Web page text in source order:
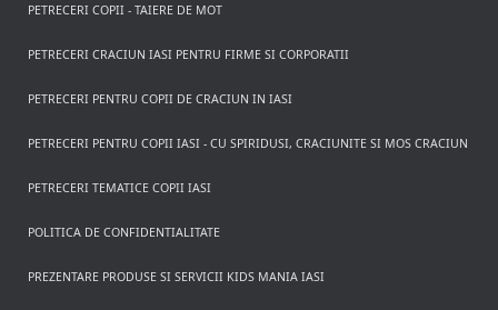
PETRECERI COPII - TAIERE DE MOT
PETRECERI CRACIUN IASI PENTRU FIRME SI CORPORATII
PETRECERI PENTRU COPII DE CRACIUN IN IASI
PETRECERI PENTRU COPII IASI - CU SPIRIDUSI, CRACIUNITE SI MOS CRACIUN
PETRECERI TEMATICE COPII IASI
POLITICA DE CONFIDENTIALITATE
PREZENTARE PRODUSE SI SERVICII KIDS MANIA IASI